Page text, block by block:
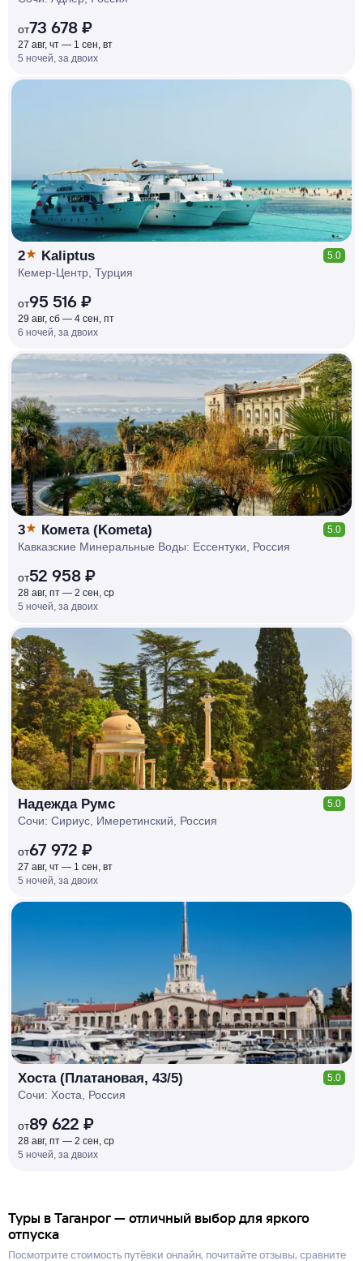
от73 678 ₽
27 авг, чт — 1 сен, вт
5 ночей, за двоих
2 Kaliptus 5.0
Кемер-Центр, Турция
от95 516 ₽
29 авг, сб — 4 сен, пт
6 ночей, за двоих
КЕШБЭК
РУБЛЯ
МИ
Д
О 7
%
3 Комета (Kometa) 5.0
Кавказские Минеральные Воды: Ессентуки, Россия
от52 958 ₽
28 авг, пт — 2 сен, ср
5 ночей, за двоих
КЕШБЭК
РУБЛЯ
МИ
Д
О 7
%
Надежда Румс 5.0
Сочи: Сириус, Имеретинский, Россия
от67 972 ₽
27 авг, чт — 1 сен, вт
5 ночей, за двоих
РУБЛЯ
МИ
Д
О 7
Хоста (Платановая, 43/5) 5.0
Сочи: Хоста, Россия
от89 622 ₽
28 авг, пт — 2 сен, ср
5 ночей, за двоих
Туры в Таганрог — отличный выбор для яркого
отпуска
Посмотрите стоимость путёвки онлайн, почитайте отзывы, сравните